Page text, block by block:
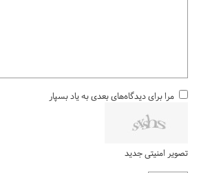
مرا برای دیدگاه‌های بعدی به یاد بسپار
تصویر امنیتی جدید